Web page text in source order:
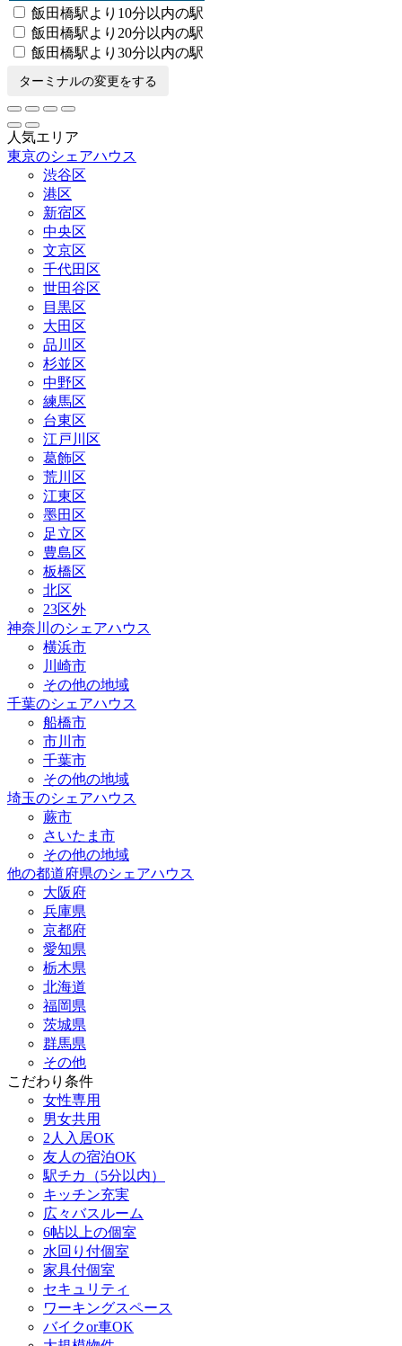
飯田橋駅より10分以内の駅
飯田橋駅より20分以内の駅
飯田橋駅より30分以内の駅
ターミナルの変更をする
人気エリア
東京のシェアハウス
渋谷区
港区
新宿区
中央区
文京区
千代田区
世田谷区
目黒区
大田区
品川区
杉並区
中野区
練馬区
台東区
江戸川区
葛飾区
荒川区
江東区
墨田区
足立区
豊島区
板橋区
北区
23区外
神奈川のシェアハウス
横浜市
川崎市
その他の地域
千葉のシェアハウス
船橋市
市川市
千葉市
その他の地域
埼玉のシェアハウス
蕨市
さいたま市
その他の地域
他の都道府県のシェアハウス
大阪府
兵庫県
京都府
愛知県
栃木県
北海道
福岡県
茨城県
群馬県
その他
こだわり条件
女性専用
男女共用
2人入居OK
友人の宿泊OK
駅チカ（5分以内）
キッチン充実
広々バスルーム
6帖以上の個室
水回り付個室
家具付個室
セキュリティ
ワーキングスペース
バイクor車OK